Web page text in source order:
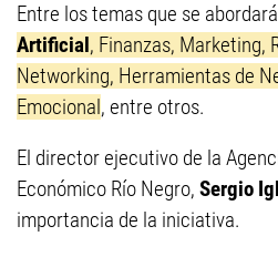
Entre los temas que se
Artificial, Finanzas, Marketing,
Networking, Herramientas de
Emocional, entre otros.
El director ejecutivo de la
Económico Río Negro, Sergio
importancia de la iniciativa.